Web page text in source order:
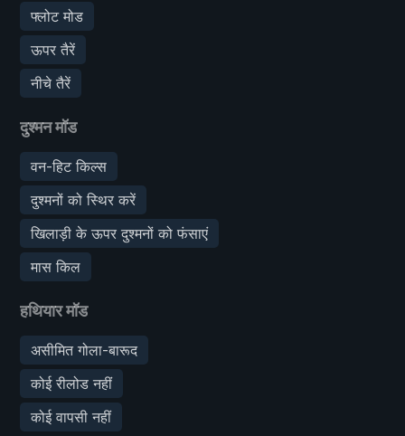
फ्लोट मोड
ऊपर तैरें
नीचे तैरें
दुश्मन मॉड
वन-हिट किल्स
दुश्मनों को स्थिर करें
खिलाड़ी के ऊपर दुश्मनों को फंसाएं
मास किल
हथियार मॉड
असीमित गोला-बारूद
कोई रीलोड नहीं
कोई वापसी नहीं